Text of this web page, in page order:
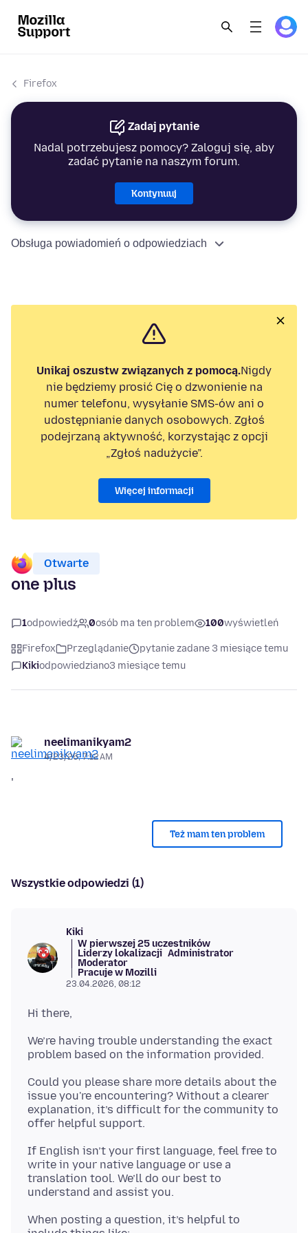
Firefox
Zadaj pytanie
Nadal potrzebujesz pomocy? Zaloguj się, aby
zadać pytanie na naszym forum.
Kontynuuj
Obsługa powiadomień o odpowiedziach
Unikaj oszustw związanych z pomocą.Nigdy
nie będziemy prosić Cię o dzwonienie na
numer telefonu, wysyłanie SMS-ów ani o
udostępnianie danych osobowych. Zgłoś
podejrzaną aktywność, korzystając z opcji
„Zgłoś nadużycie”.
Więcej informacji
Otwarte
one plus
1odpowiedź 0osób ma ten problem 100wyświetleń
Firefox Przeglądanie
pytanie zadane 3 miesiące temu
Kikiodpowiedziano3 miesiące temu
neelimanikyam2
4/23/26, 7:12 AM
'
Też mam ten problem
Wszystkie odpowiedzi (1)
Kiki
W pierwszej 25 uczestników
Liderzy lokalizacji Administrator
Moderator
Pracuje w Mozilli
23.04.2026, 08:12
We’re having trouble understanding the exact
Could you please share more details about the
issue you're encountering? Without a clearer
explanation, it’s difficult for the community to
If English isn’t your first language, feel free to
write in your native language or use a
translation tool. We’ll do our best to
When posting a question, it’s helpful to